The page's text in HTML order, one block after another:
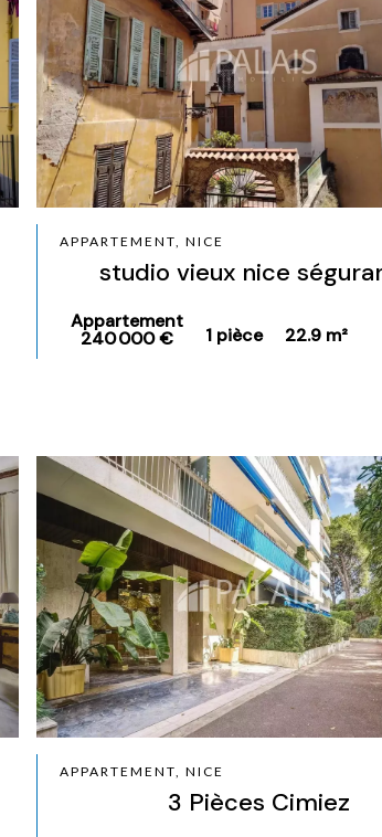
APPARTEMENT, NICE
studio vieux nice
Appartement
240 000 € 1 pièce 22.9 m²
APPARTEMENT, NICE
3 Pièces Cimiez